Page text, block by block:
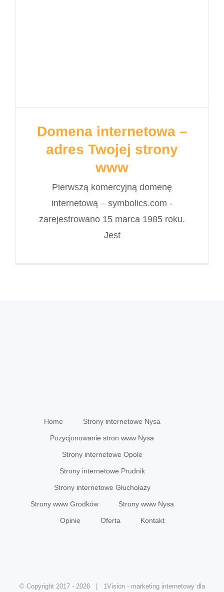
Domena internetowa –
adres Twojej strony
www
Pierwszą komercyjną domenę
internetową – symbolics.com -
zarejestrowano 15 marca 1985 roku.
Jest
Home Strony internetowe Nysa
Pozycjonowanie stron www Nysa
Strony internetowe Opole
Strony internetowe Prudnik
Strony internetowe Głuchołazy
Strony www Grodków Strony www Nysa
Opinie Oferta Kontakt
© Copyright 2017 - 2026 | 1Vision - marketing internetowy dla